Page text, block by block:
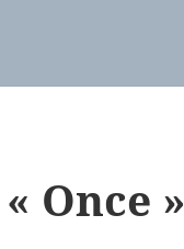
Once »